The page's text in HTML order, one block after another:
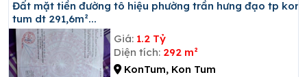
đất mặt tiền đường tô hiệu phường trần hưng đạo tp kon
tum dt 291,6m²...
Giá: 1.2 Tỷ
Diện tích: 292 m²
KonTum, Kon Tum